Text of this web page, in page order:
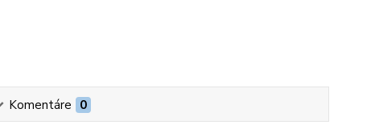
Komentáre 0